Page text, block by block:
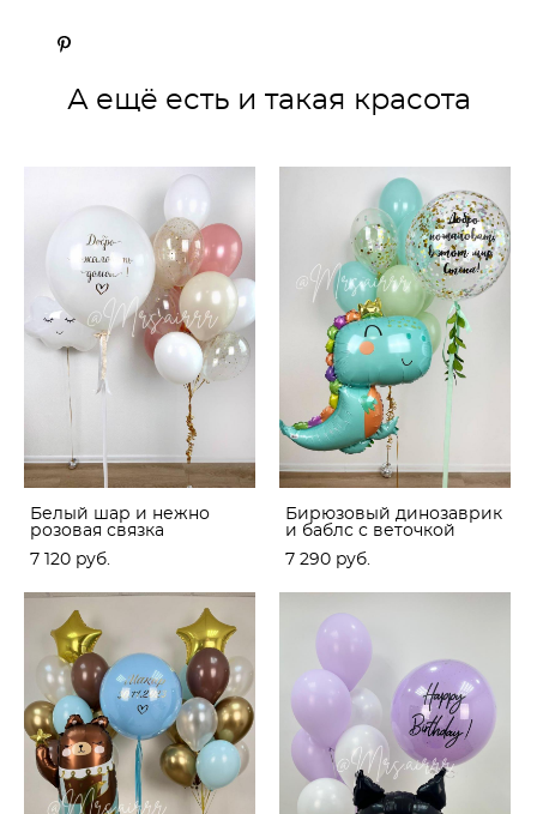
А ещё есть и такая красота
Белый шар и нежно
розовая связка
7 120 pуб.
Бирюзовый динозаврик
и баблс с веточкой
7 290 pуб.